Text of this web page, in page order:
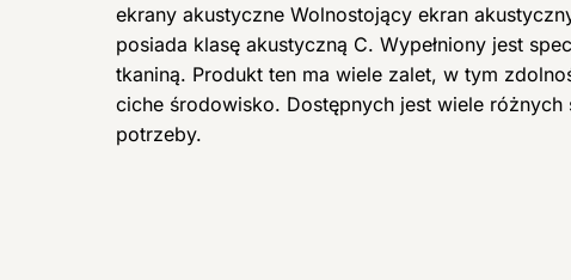
ekrany akustyczne Wolnostojący ekran
posiada klasę akustyczną C. Wypełniony jest
tkaniną. Produkt ten ma wiele zalet, w tym
ciche środowisko. Dostępnych jest wiele
potrzeby.